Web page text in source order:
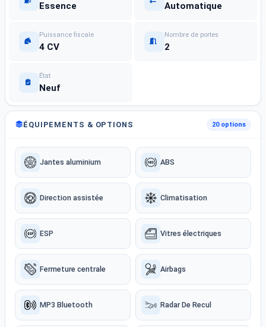
Essence Automatique
Puissance fiscale
4 CV
Nombre de portes
2
État
Neuf
ÉQUIPEMENTS & OPTIONS 20 options
Jantes aluminium ABS
Direction assistée Climatisation
ESP Vitres électriques
Fermeture centrale Airbags
MP3 Bluetooth Radar De Recul